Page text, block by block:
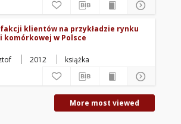
klientów na przykładzie rynku
komórkowej w Polsce
2012 książka
More most viewed